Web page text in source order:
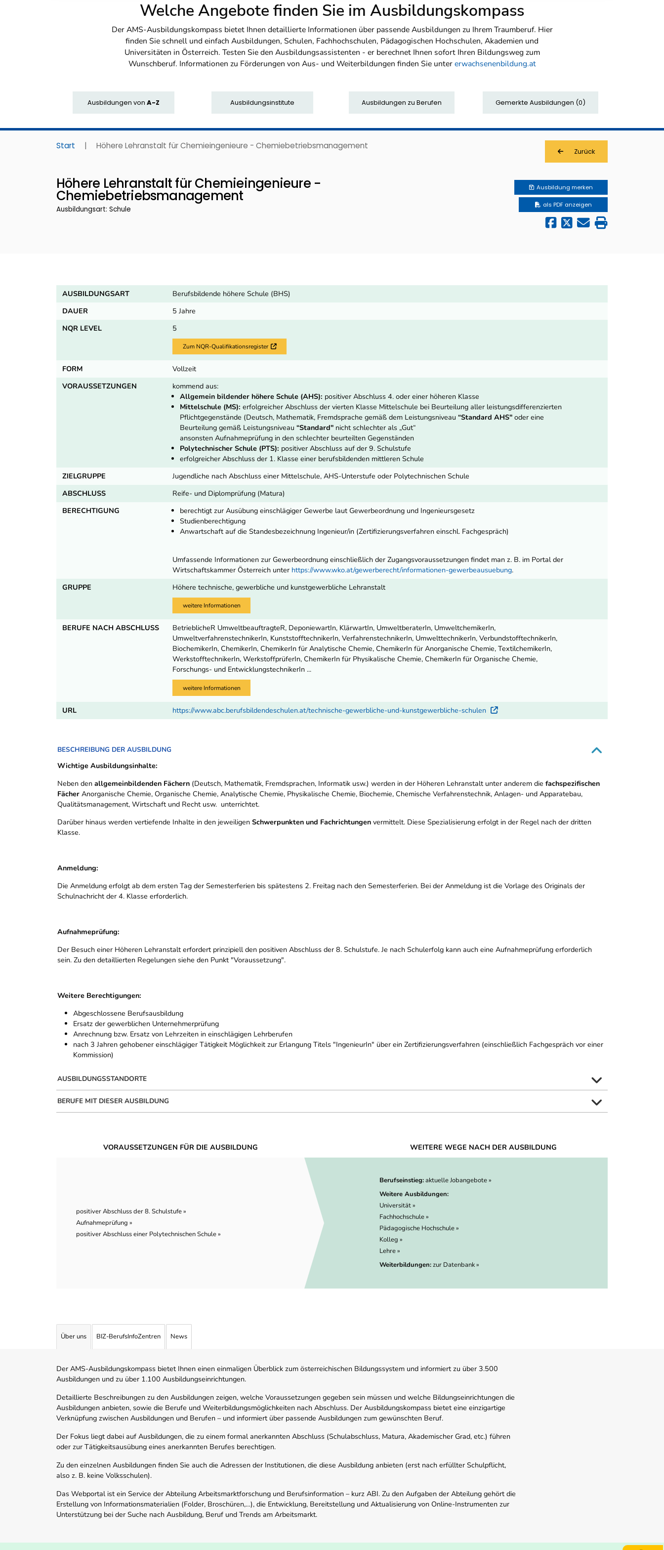
Welche Angebote finden Sie im Ausbildungskompass
Der AMS-Ausbildungskompass bietet Ihnen detaillierte Informationen über passende Ausbildungen zu Ihrem Traumberuf. Hier
finden Sie schnell und einfach Ausbildungen, Schulen, Fachhochschulen, Pädagogischen Hochschulen, Akademien und
Universitäten in Österreich. Testen Sie den Ausbildungsassistenten - er berechnet Ihnen sofort Ihren Bildungsweg zum
Wunschberuf. Informationen zu Förderungen von Aus- und Weiterbildungen finden Sie untererwachsenenbildung.at
Ausbildungen von A-Z Ausbildungsinstitute Ausbildungen zu Berufen Gemerkte Ausbildungen (0)
Start | Höhere Lehranstalt für Chemieingenieure - Chemiebetriebsmanagement
Zurück
Höhere Lehranstalt für Chemieingenieure -
Chemiebetriebsmanagement
Ausbildungsart: Schule
Ausbildung merken
als PDF anzeigen
AUSBILDUNGSART
Berufsbildende höhere Schule (BHS)
DAUER
5 Jahre
NQR LEVEL
5
Zum NQR-Qualifikationsregister Externer Link
FORM
Vollzeit
VORAUSSETZUNGEN
kommend aus:
Allgemein bildender höhere Schule (AHS): positiver Abschluss 4. oder einer höheren Klasse
Mittelschule (MS): erfolgreicher Abschluss der vierten Klasse Mittelschule bei Beurteilung aller leistungsdifferenzierten
Pflichtgegenstände (Deutsch, Mathematik, Fremdsprache gemäß dem Leistungsniveau“Standard AHS" oder eine
Beurteilung gemäß Leistungsniveau“Standard" nicht schlechter als „Gut“
ansonsten Aufnahmeprüfung in den schlechter beurteilten Gegenständen
Polytechnischer Schule (PTS): positiver Abschluss auf der 9. Schulstufe
erfolgreicher Abschluss der 1. Klasse einer berufsbildenden mittleren Schule
ZIELGRUPPE
Jugendliche nach Abschluss einer Mittelschule, AHS-Unterstufe oder Polytechnischen Schule
ABSCHLUSS
Reife- und Diplomprüfung (Matura)
BERECHTIGUNG
berechtigt zur Ausübung einschlägiger Gewerbe laut Gewerbeordnung und Ingenieursgesetz
Studienberechtigung
Anwartschaft auf die Standesbezeichnung Ingenieur/in (Zertifizierungsverfahren einschl. Fachgespräch)
Umfassende Informationen zur Gewerbeordnung einschließlich der Zugangsvoraussetzungen findet man z. B. im Portal der
Wirtschaftskammer Österreich unter https://www.wko.at/gewerberecht/informationen-gewerbeausuebung.
GRUPPE
Höhere technische, gewerbliche und kunstgewerbliche Lehranstalt
weitere Informationen
BERUFE NACH ABSCHLUSS
BetrieblicheR UmweltbeauftragteR, DeponiewartIn, KlärwartIn, UmweltberaterIn, UmweltchemikerIn,
UmweltverfahrenstechnikerIn, KunststofftechnikerIn, VerfahrenstechnikerIn, UmwelttechnikerIn, VerbundstofftechnikerIn,
BiochemikerIn, ChemikerIn, ChemikerIn für Analytische Chemie, ChemikerIn für Anorganische Chemie, TextilchemikerIn,
WerkstofftechnikerIn, WerkstoffprüferIn, ChemikerIn für Physikalische Chemie, ChemikerIn für Organische Chemie,
Forschungs- und EntwicklungstechnikerIn ...
weitere Informationen
URL https://www.abc.berufsbildendeschulen.at/technische-gewerbliche-und-kunstgewerbliche-schulen Externer Link
BESCHREIBUNG DER AUSBILDUNG
Wichtige Ausbildungsinhalte:
Neben den allgemeinbildenden Fächern (Deutsch, Mathematik, Fremdsprachen, Informatik usw.) werden in der Höheren Lehranstalt unter anderem die fachspezifischen
Fächer Anorganische Chemie, Organische Chemie, Analytische Chemie, Physikalische Chemie, Biochemie, Chemische Verfahrenstechnik, Anlagen- und Apparatebau,
Qualitätsmanagement, Wirtschaft und Recht usw. unterrichtet.
Darüber hinaus werden vertiefende Inhalte in den jeweiligen Schwerpunkten und Fachrichtungen vermittelt. Diese Spezialisierung erfolgt in der Regel nach der dritten
Klasse.
Anmeldung:
Die Anmeldung erfolgt ab dem ersten Tag der Semesterferien bis spätestens 2. Freitag nach den Semesterferien. Bei der Anmeldung ist die Vorlage des Originals der
Schulnachricht der 4. Klasse erforderlich.
Aufnahmeprüfung:
Der Besuch einer Höheren Lehranstalt erfordert prinzipiell den positiven Abschluss der 8. Schulstufe. Je nach Schulerfolg kann auch eine Aufnahmeprüfung erforderlich
sein. Zu den detaillierten Regelungen siehe den Punkt "Voraussetzung".
Weitere Berechtigungen:
Abgeschlossene Berufsausbildung
Ersatz der gewerblichen Unternehmerprüfung
Anrechnung bzw. Ersatz von Lehrzeiten in einschlägigen Lehrberufen
nach 3 Jahren gehobener einschlägiger Tätigkeit Möglichkeit zur Erlangung Titels "IngenieurIn" über ein Zertifizierungsverfahren (einschließlich Fachgespräch vor einer
Kommission)
AUSBILDUNGSSTANDORTE
BERUFE MIT DIESER AUSBILDUNG
VORAUSSETZUNGEN FÜR DIE AUSBILDUNG
positiver Abschluss der 8. Schulstufe »
Aufnahmeprüfung »
positiver Abschluss einer Polytechnischen Schule »
WEITERE WEGE NACH DER AUSBILDUNG
Berufseinstieg:aktuelle Jobangebote »
Weitere Ausbildungen:
Universität »
Fachhochschule »
Pädagogische Hochschule »
Kolleg »
Lehre »
Weiterbildungen:zur Datenbank »
Über uns BIZ-BerufsInfoZentren News
Der AMS-Ausbildungskompass bietet Ihnen einen einmaligen Überblick zum österreichischen Bildungssystem und informiert zu über 3.500
Ausbildungen und zu über 1.100 Ausbildungseinrichtungen.
Detaillierte Beschreibungen zu den Ausbildungen zeigen, welche Voraussetzungen gegeben sein müssen und welche Bildungseinrichtungen die
Ausbildungen anbieten, sowie die Berufe und Weiterbildungsmöglichkeiten nach Abschluss. Der Ausbildungskompass bietet eine einzigartige
Verknüpfung zwischen Ausbildungen und Berufen – und informiert über passende Ausbildungen zum gewünschten Beruf.
Der Fokus liegt dabei auf Ausbildungen, die zu einem formal anerkannten Abschluss (Schulabschluss, Matura, Akademischer Grad, etc.) führen
oder zur Tätigkeitsausübung eines anerkannten Berufes berechtigen.
Zu den einzelnen Ausbildungen finden Sie auch die Adressen der Institutionen, die diese Ausbildung anbieten (erst nach erfüllter Schulpflicht,
also z. B. keine Volksschulen).
Das Webportal ist ein Service der Abteilung Arbeitsmarktforschung und Berufsinformation – kurz ABI. Zu den Aufgaben der Abteilung gehört die
Erstellung von Informationsmaterialien (Folder, Broschüren,…), die Entwicklung, Bereitstellung und Aktualisierung von Online-Instrumenten zur
Unterstützung bei der Suche nach Ausbildung, Beruf und Trends am Arbeitsmarkt.